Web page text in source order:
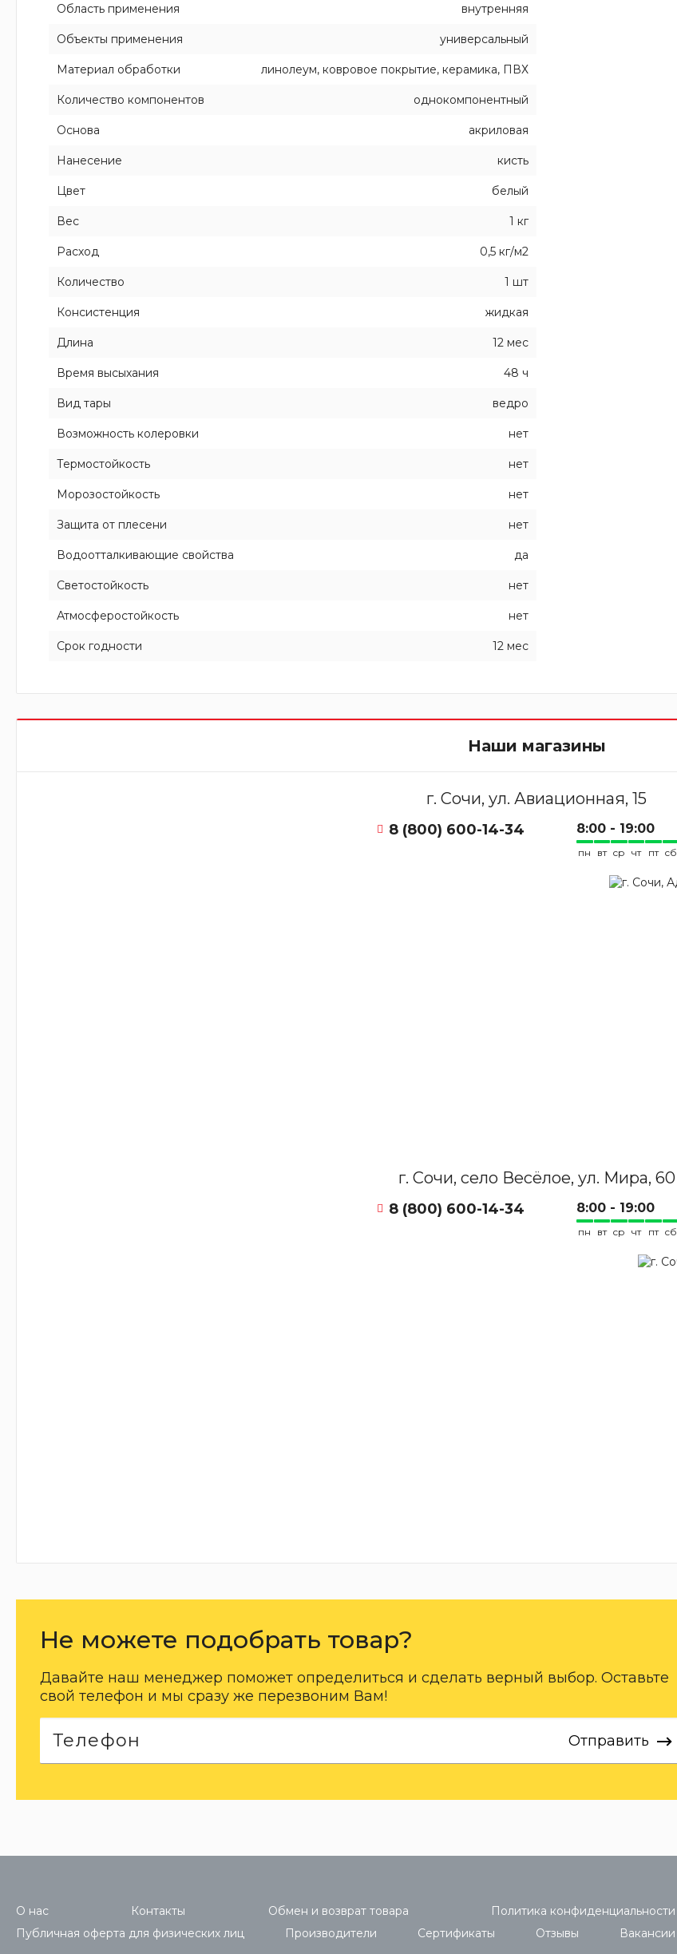
Область применения внутренняя
Объекты применения универсальный
Материал обработки линолеум, ковровое покрытие, керамика, ПВХ
Количество компонентов однокомпонентный
Основа акриловая
Нанесение кисть
Цвет белый
Вес 1 кг
Расход 0,5 кг/м2
Количество 1 шт
Консистенция жидкая
Длина 12 мес
Время высыхания 48 ч
Вид тары ведро
Возможность колеровки нет
Термостойкость нет
Морозостойкость нет
Защита от плесени нет
Водоотталкивающие свойства да
Светостойкость нет
Атмосферостойкость нет
Срок годности 12 мес
Наши магазины
г. Сочи, ул. Авиационная, 15
8 (800) 600-14-34 8:00 - 19:00
пн вт ср чт пт сб
г. Сочи, село Весёлое, ул. Мира, 60
8 (800) 600-14-34 8:00 - 19:00
пн вт ср чт пт сб
Не можете подобрать товар?
Давайте наш менеджер поможет определиться и сделать верный выбор. Оставьте
свой телефон и мы сразу же перезвоним Вам!
Отправить
О нас Контакты Обмен и возврат товара
Политика конфиденциальности
Публичная оферта для физических лиц
Производители Сертификаты Отзывы Вакансии